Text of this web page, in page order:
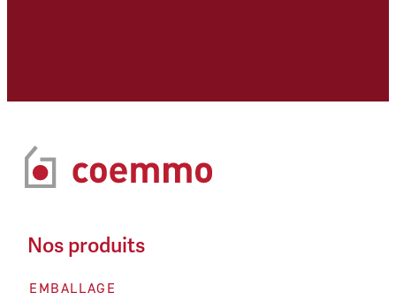
Nos produits
EMBALLAGE